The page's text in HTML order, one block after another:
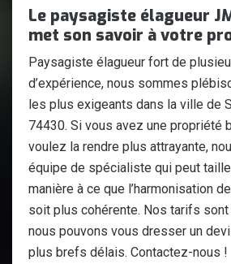
Le paysagiste élagueur
met son savoir à votre
Paysagiste élagueur fort de
d’expérience, nous sommes
les plus exigeants dans la ville de
74430. Si vous avez une propriété
voulez la rendre plus attrayante,
équipe de spécialiste qui peut
manière à ce que l’harmonisation
soit plus cohérente. Nos tarifs
nous pouvons vous dresser un
plus brefs délais. Contactez-nous !